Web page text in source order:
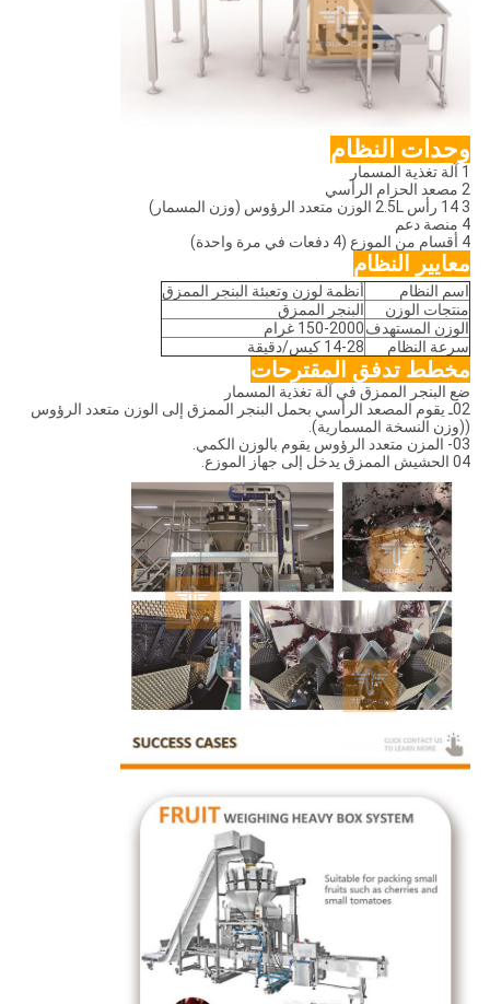
وحدات النظام
1 آلة تغذية المسمار
2 مصعد الحزام الرأسي
3 14 رأس 2.5L الوزن متعدد الرؤوس (وزن المسمار)
4 منصة دعم
4 أقسام من الموزع (4 دفعات في مرة واحدة)
معايير النظام
اسم النظام
أنظمة لوزن وتعبئة البنجر الممزق
منتجات الوزن
البنجر الممزق
الوزن المستهدف150-2000 غرام
سرعة النظام
14-28 كيس/دقيقة
مخطط تدفق المقترحات
ضع البنجر الممزق في آلة تغذية المسمار
02ـ يقوم المصعد الرأسي بحمل البنجر الممزق إلى الوزن متعدد الرؤوس
((وزن النسخة المسمارية).
03- المزن متعدد الرؤوس يقوم بالوزن الكمي.
04 ‬الحشيش الممزق يدخل إلى جهاز الموزع.